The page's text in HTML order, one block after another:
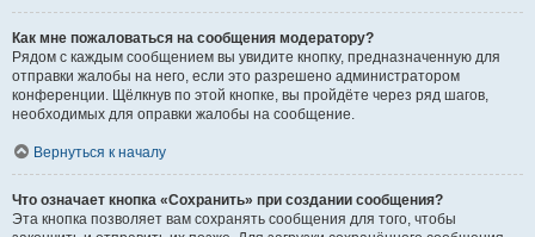
Как мне пожаловаться на сообщения модератору?
Рядом с каждым сообщением вы увидите кнопку, предназначенную для
отправки жалобы на него, если это разрешено администратором
конференции. Щёлкнув по этой кнопке, вы пройдёте через ряд шагов,
необходимых для оправки жалобы на сообщение.
Вернуться к началу
Что означает кнопка «Сохранить» при создании сообщения?
Эта кнопка позволяет вам сохранять сообщения для того, чтобы